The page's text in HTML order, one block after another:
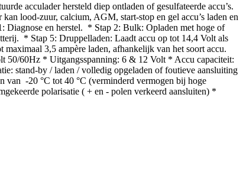
acculader hersteld diep ontladen of gesulfateerde accu’s.
lood-zuur, calcium, AGM, start-stop en gel accu’s laden en
Diagnose en herstel. * Stap 2: Bulk: Opladen met hoge of
* Stap 5: Druppelladen: Laadt accu op tot 14,4 Volt als
3,5 ampère laden, afhankelijk van het soort accu.
50/60Hz * Uitgangsspanning: 6 & 12 Volt * Accu capaciteit:
stand-by / laden / volledig opgeladen of foutieve aansluiting
-20 °C tot 40 °C (verminderd vermogen bij hoge
polarisatie ( + en - polen verkeerd aansluiten) *